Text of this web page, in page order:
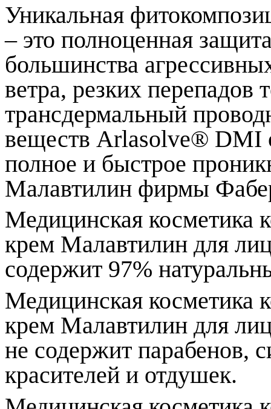
Уникальная
– это полноценная
большинства
ветра, резких
трансдермальный
веществ Arlasolve® DMI
полное и быстрое
Малавтилин фирмы
Медицинская косметика
крем Малавтилин для
содержит 97%
Медицинская косметика
крем Малавтилин для
не содержит парабенов,
красителей и отдушек.